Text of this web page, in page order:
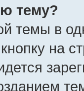
тему?
темы в
на